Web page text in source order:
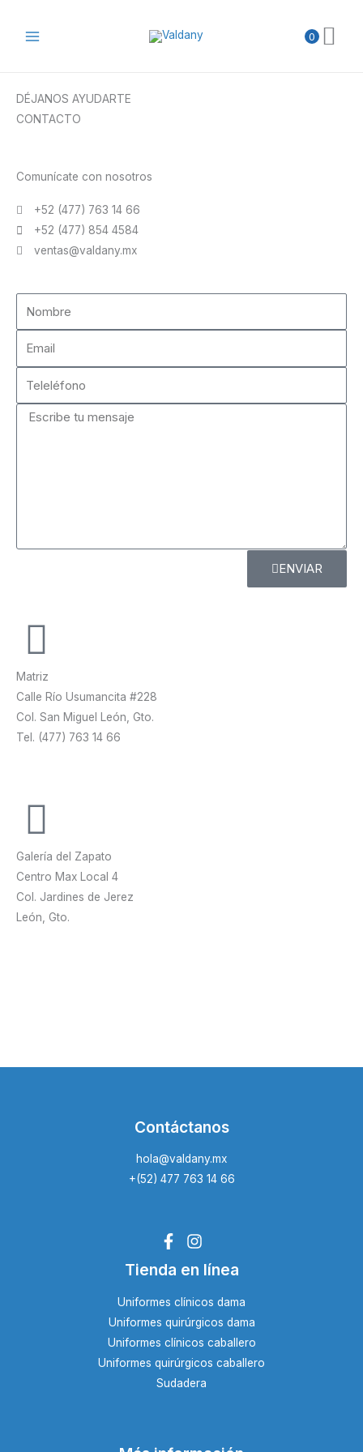
0
DÉJANOS AYUDARTE
CONTACTO
Comunícate con nosotros
+52 (477) 763 14 66
+52 (477) 854 4584
ventas@valdany.mx
Comentarios
ENVIAR
Matriz
Calle Río Usumancita #228
Col. San Miguel León, Gto.
Tel. (477) 763 14 66
Galería del Zapato
Centro Max Local 4
Col. Jardines de Jerez
León, Gto.
Contáctanos
hola@valdany.mx
+(52) 477 763 14 66
Tienda en línea
Uniformes clínicos dama
Uniformes quirúrgicos dama
Uniformes clínicos caballero
Uniformes quirúrgicos caballero
Sudadera